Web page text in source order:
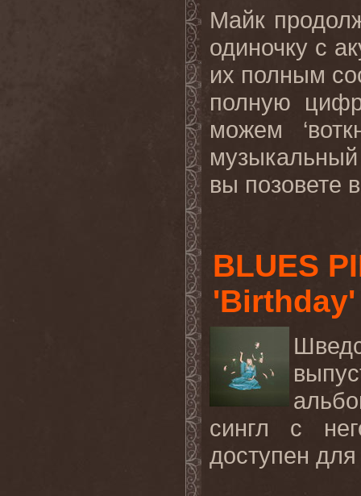
Майк
одиночку с
их полным
полную
можем
вы позовете
BLUES
'Birthday'
сингл с
доступен